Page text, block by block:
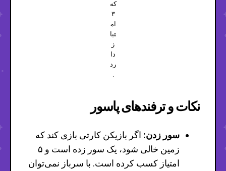
که
۳
ام
تیا
ز
دا
رد
نکات و ترفندهای پاسور
سور زدن: اگر بازیکن کارتی بازی کند که
زمین خالی شود، یک سور زده است و ۵
امتیاز کسب کرده است. با سرباز نمی‌توان